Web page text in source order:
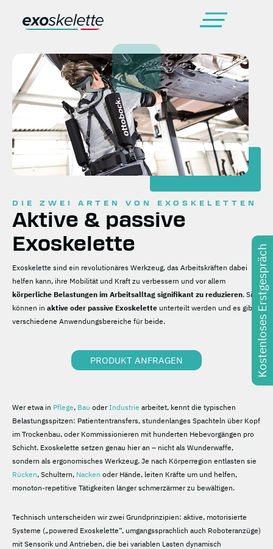
DIE ZWEI ARTEN VON EXOSKELETTEN
Aktive & passive
Exoskelette
Exoskelette sind ein revolutionäres Werkzeug, das Arbeitskräften dabei
helfen kann, ihre Mobilität und Kraft zu verbessern und vor allem
körperliche Belastungen im Arbeitsalltag signifikant zu reduzieren. Sie
können in aktive oder passive Exoskelette unterteilt werden und es gibt
verschiedene Anwendungsbereiche für beide.
PRODUKT ANFRAGEN
Wer etwa in Pflege, Bau oderIndustrie arbeitet, kennt die typischen
Belastungsspitzen: Patiententransfers, stundenlanges Spachteln über Kopf
im Trockenbau, oder Kommissionieren mit hunderten Hebevorgängen pro
Schicht. Exoskelette setzen genau hier an – nicht als Wunderwaffe,
sondern als ergonomisches Werkzeug. Je nach Körperregion entlasten sie
Rücken, Schultern, Nacken oder Hände, leiten Kräfte um und helfen,
monoton-repetitive Tätigkeiten länger schmerzärmer zu bewältigen.
Technisch unterscheiden wir zwei Grundprinzipien: aktive, motorisierte
Systeme („powered Exoskelette“, umgangssprachlich auch Roboteranzüge)
mit Sensorik und Antrieben, die bei variablen Lasten dynamisch
Kostenloses Erstgespräch